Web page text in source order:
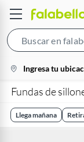
location-
icon
Ingresa tu
Fundas de
Llega mañana